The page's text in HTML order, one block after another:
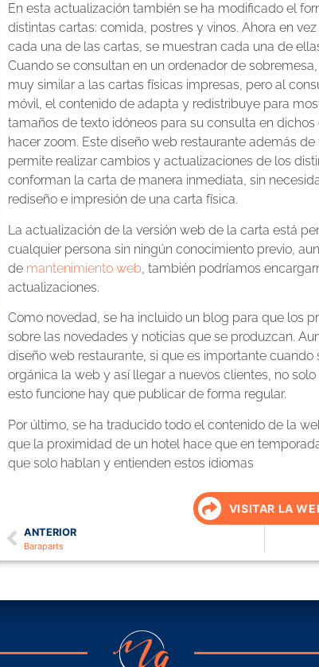
En esta actualización también se ha modificado el
distintas cartas: comida, postres y vinos. Ahora en
cada una de las cartas, se muestran cada una de
Cuando se consultan en un ordenador de
muy similar a las cartas físicas impresas, pero al
móvil, el contenido de adapta y redistribuye para
tamaños de texto idóneos para su consulta en
hacer zoom. Este diseño web restaurante además
permite realizar cambios y actualizaciones de los
conforman la carta de manera inmediata, sin
rediseño e impresión de una carta física.
La actualización de la versión web de la carta está
cualquier persona sin ningún conocimiento previo,
de mantenimiento web , también podríamos
actualizaciones.
Como novedad, se ha incluido un blog para que los
sobre las novedades y noticias que se produzcan.
diseño web restaurante, si que es importante
orgánica la web y así llegar a nuevos clientes, no
esto funcione hay que publicar de forma regular.
Por último, se ha traducido todo el contenido de la
que la proximidad de un hotel hace que en
que solo hablan y entienden estos idiomas
VISITAR LA
ANTERIOR
Baraparts